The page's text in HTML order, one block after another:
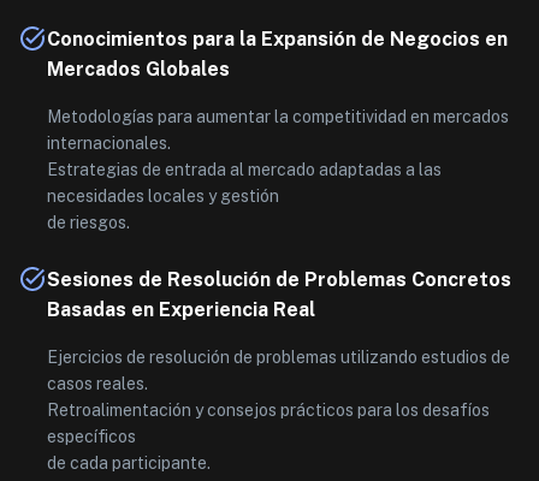
Conocimientos para la Expansión de Negocios en
Mercados Globales
Metodologías para aumentar la competitividad en mercados
internacionales.
Estrategias de entrada al mercado adaptadas a las
necesidades locales y gestión
de riesgos.
Sesiones de Resolución de Problemas Concretos
Basadas en Experiencia Real
Ejercicios de resolución de problemas utilizando estudios de
casos reales.
Retroalimentación y consejos prácticos para los desafíos
específicos
de cada participante.